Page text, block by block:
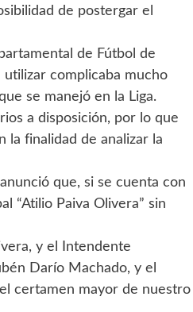
de postergar el
de Fútbol de
complicaba mucho
se manejó en la Liga.
a disposición, por lo que
la finalidad de analizar la
que, si se cuenta con
“Atilio Paiva Olivera” sin
y el Intendente
Darío Machado, y el
certamen mayor de nuestro